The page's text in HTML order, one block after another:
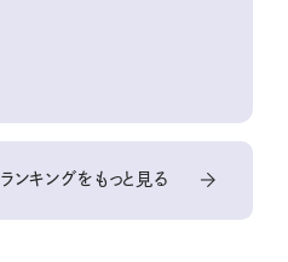
ランキングをもっと見る